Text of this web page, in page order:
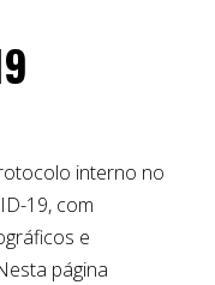
interno no
19, com
e
página